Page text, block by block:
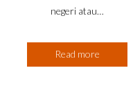
negeri atau…
Read more